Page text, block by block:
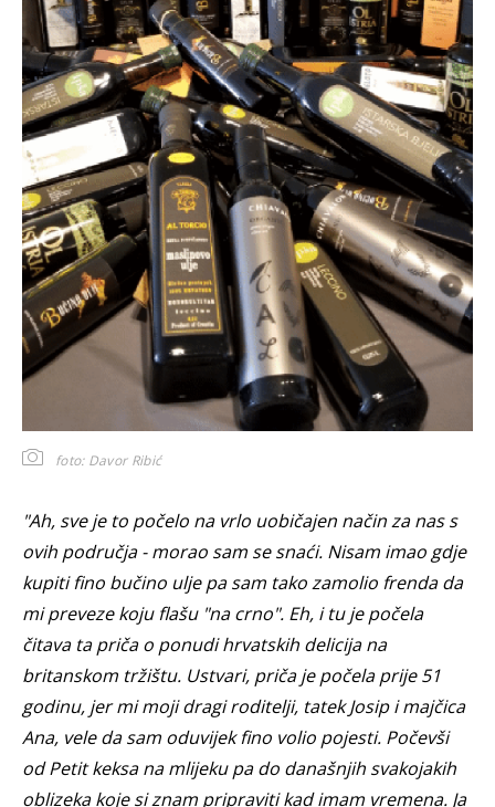
foto: Davor Ribić
"Ah, sve je to počelo na vrlo uobičajen način za nas s
ovih područja - morao sam se snaći. Nisam imao gdje
kupiti fino bučino ulje pa sam tako zamolio frenda da
mi preveze koju flašu "na crno". Eh, i tu je počela
čitava ta priča o ponudi hrvatskih delicija na
britanskom tržištu. Ustvari, priča je počela prije 51
godinu, jer mi moji dragi roditelji, tatek Josip i majčica
Ana, vele da sam oduvijek fino volio pojesti. Počevši
od Petit keksa na mlijeku pa do današnjih svakojakih
oblizeka koje si znam pripraviti kad imam vremena. Ja